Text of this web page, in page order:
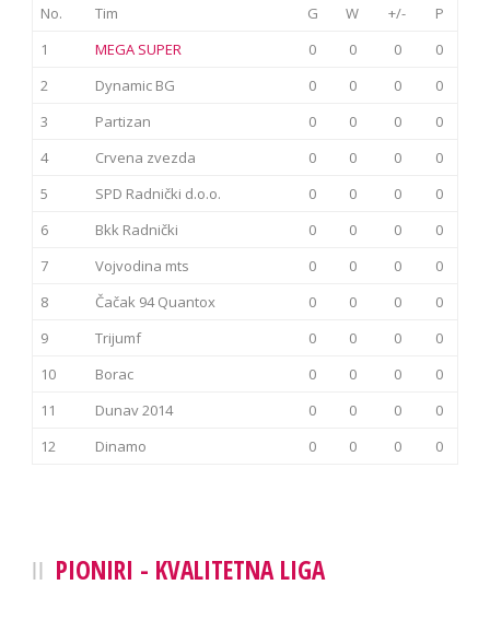
No. Tim G W +/-
P
1
MEGA SUPER 0 0 0
0
2
Dynamic BG 0 0 0
0
3
Partizan 0 0 0
0
4
Crvena zvezda 0 0 0
0
5
SPD Radnički d.o.o. 0 0 0
0
6
Bkk Radnički 0 0 0
0
7
Vojvodina mts 0 0 0
0
8
Čačak 94 Quantox 0 0 0
0
9
Trijumf 0 0 0
0
10
Borac 0 0 0
0
11
Dunav 2014 0 0 0
0
12
Dinamo 0 0 0 0
PIONIRI - KVALITETNA LIGA